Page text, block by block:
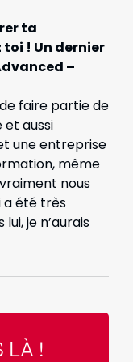
ta
! Un dernier
–
faire partie de
aussi
une entreprise
même
nous
a été très
je n’aurais
LÀ !